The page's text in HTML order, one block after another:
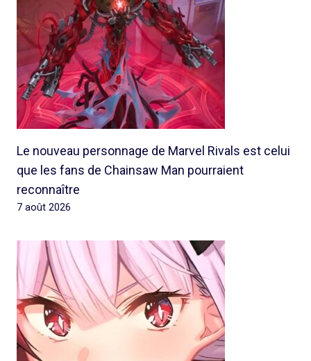
Le nouveau personnage de Marvel Rivals est celui
que les fans de Chainsaw Man pourraient
reconnaître
7 août 2026